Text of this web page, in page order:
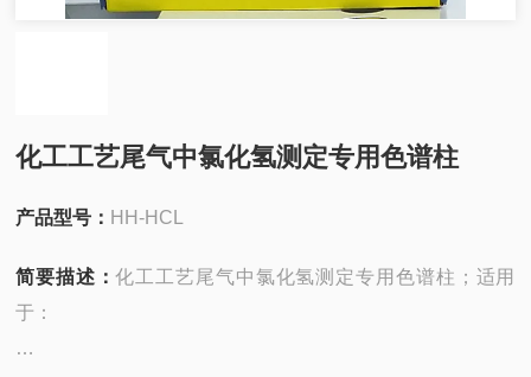
化工工艺尾气中氯化氢测定专用色谱柱
产品型号： HH-HCL
简要描述：化工工艺尾气中氯化氢测定专用色谱柱；适用
于：